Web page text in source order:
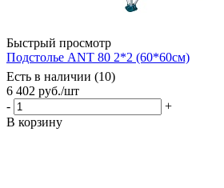
Быстрый просмотр
Подстолье ANT 80 2*2 (60*60см)
Есть в наличии (10)
6 402 руб./шт
-
+
В корзину